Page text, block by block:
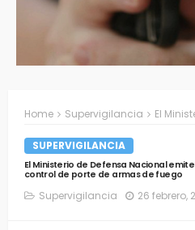
Home Supervigilancia El Ministerio de
SUPERVIGILANCIA
El Ministerio de Defensa Nacional
control de porte de armas de fuego
Supervigilancia 26 febrero,